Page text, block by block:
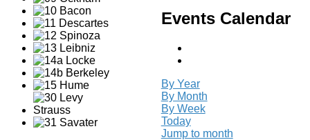
Events Calendar
By Year
By Month
By Week
Today
Jump to month